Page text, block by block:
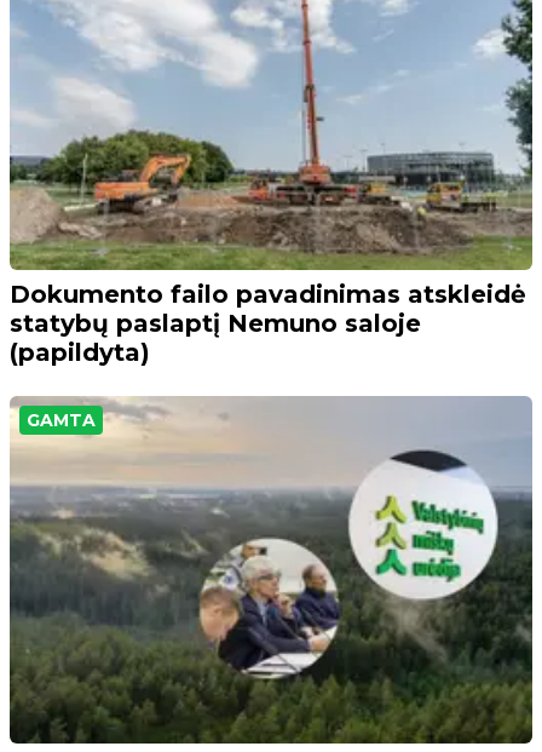
Dokumento failo pavadinimas atskleidė
statybų paslaptį Nemuno saloje
(papildyta)
GAMTA